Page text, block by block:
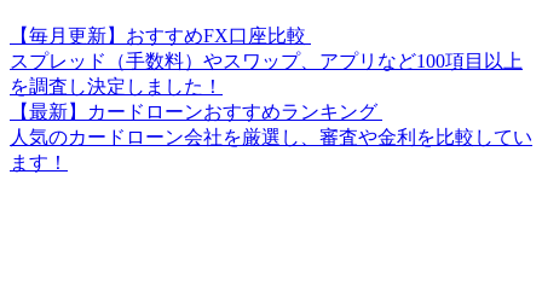
【毎月更新】おすすめFX口座比較
スプレッド（手数料）やスワップ、アプリなど100項目以上
を調査し決定しました！
【最新】カードローンおすすめランキング
人気のカードローン会社を厳選し、審査や金利を比較してい
ます！